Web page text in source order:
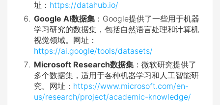
址： https://datahub.io/
Google AI数据集 ：Google提供了一些用于机器
学习研究的数据集，包括自然语言处理和计算机
视觉领域。网址：
https://ai.google/tools/datasets/
Microsoft Research数据集 ：微软研究提供了
多个数据集，适用于各种机器学习和人工智能研
究。网址： https://www.microsoft.com/en-
us/research/project/academic-knowledge/